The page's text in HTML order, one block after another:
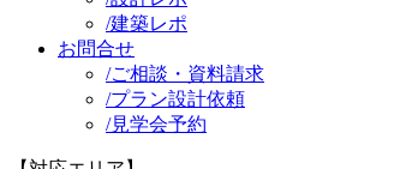
/建築レポ
お問合せ
/ご相談・資料請求
/プラン設計依頼
/見学会予約